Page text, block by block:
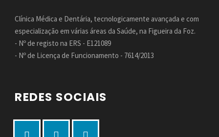
Clínica Médica e Dentária, tecnologicamente avançada e com
especialização em várias áreas da Saúde, na Figueira da Foz.
- Nº de registo na ERS - E121089
- Nº de Licença de Funcionamento - 7614/2013
REDES SOCIAIS